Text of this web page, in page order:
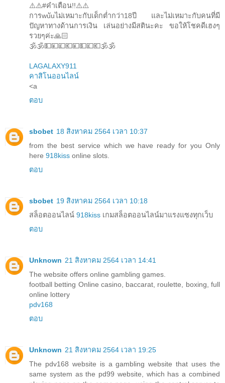
⚠️⚠️#คำเตือน!!⚠️⚠️
การwuัuไม่เหมาะกับเด็กต่ำกว่า18ปี และไม่เหมาะกับคนที่มี
ปัญหาทางด้านการเงิน เล่นอย่างมีสตินะคะ ขอให้โชคดีเฮงๆ
รวยๆค่ะ🙏🏻
🕉️🕉️💵💴💷💶💴💵💷💶🕉️🕉️
LAGALAXY911
คาสิโนออนไลน์
<a
ตอบ
sbobet 18 สิงหาคม 2564 เวลา 10:37
from the best service which we have ready for you Only
here 918kiss online slots.
ตอบ
sbobet 19 สิงหาคม 2564 เวลา 10:18
สล็อตออนไลน์ 918kiss เกมสล็อตออนไลน์มาแรงแซงทุกเว็บ
ตอบ
Unknown 21 สิงหาคม 2564 เวลา 14:41
The website offers online gambling games.
football betting Online casino, baccarat, roulette, boxing, full
online lottery
pdv168
ตอบ
Unknown 21 สิงหาคม 2564 เวลา 19:25
The pdv168 website is a gambling website that uses the
same system as the pd99 website, which has a combined